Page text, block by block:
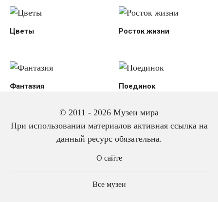
Цветы Росток жизни
Фантазия Поединок
© 2011 - 2026 Музеи мира
При использовании материалов активная ссылка на
данный ресурс обязательна.
О сайте
Все музеи